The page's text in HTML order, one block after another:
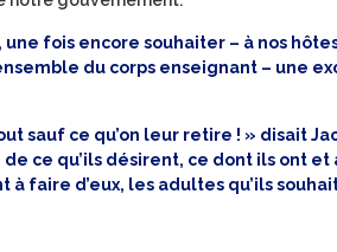
une fois encore souhaiter – à nos
du corps enseignant – une
sauf ce qu’on leur retire ! » disait
ce qu’ils désirent, ce dont ils ont
à faire d’eux, les adultes qu’ils